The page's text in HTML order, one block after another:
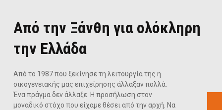
Από την Ξάνθη για ολόκληρη
την Ελλάδα
Από το 1987 που ξεκίνησε τη λειτουργία της η
οικογενειακής μας επιχείρησης άλλαξαν πολλά.
Ένα πράγμα δεν άλλαξε. Η προσήλωση στον
μοναδικό στόχο που είχαμε θέσει από την αρχή. Να